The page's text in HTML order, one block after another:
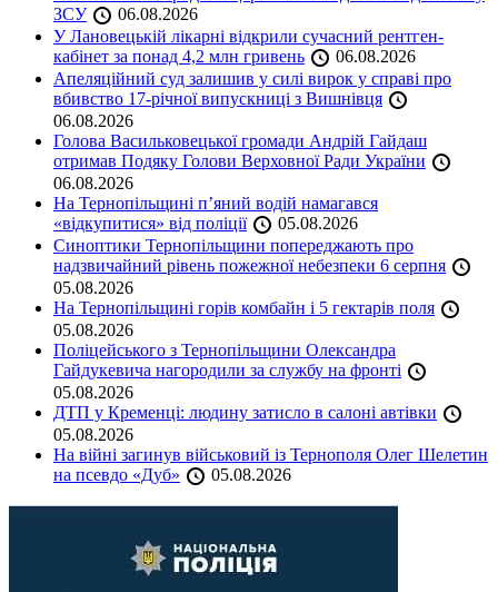
ЗСУ
06.08.2026
У Лановецькій лікарні відкрили сучасний рентген-
кабінет за понад 4,2 млн гривень
06.08.2026
Апеляційний суд залишив у силі вирок у справі про
вбивство 17-річної випускниці з Вишнівця
06.08.2026
Голова Васильковецької громади Андрій Гайдаш
отримав Подяку Голови Верховної Ради України
06.08.2026
На Тернопільщині п’яний водій намагався
«відкупитися» від поліції
05.08.2026
Синоптики Тернопільщини попереджають про
надзвичайний рівень пожежної небезпеки 6 серпня
05.08.2026
На Тернопільщині горів комбайн і 5 гектарів поля
05.08.2026
Поліцейського з Тернопільщини Олександра
Гайдукевича нагородили за службу на фронті
05.08.2026
ДТП у Кременці: людину затисло в салоні автівки
05.08.2026
На війні загинув військовий із Тернополя Олег Шелетин
на псевдо «Дуб»
05.08.2026